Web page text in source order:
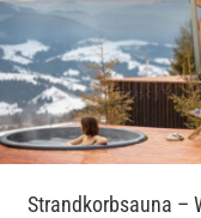
IN DEN WARENKORB /
Strandkorbsauna –